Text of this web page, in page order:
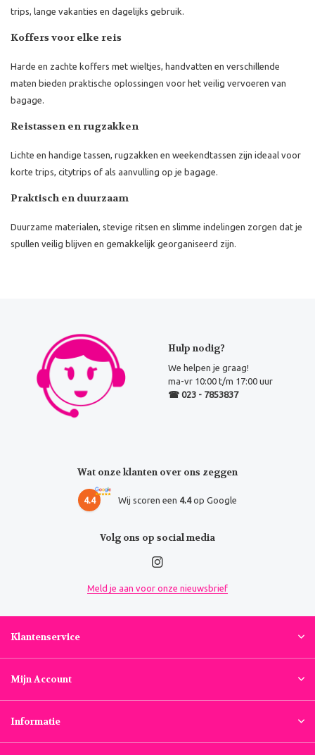
trips, lange vakanties en dagelijks gebruik.
Koffers voor elke reis
Harde en zachte koffers met wieltjes, handvatten en verschillende
maten bieden praktische oplossingen voor het veilig vervoeren van
bagage.
Reistassen en rugzakken
Lichte en handige tassen, rugzakken en weekendtassen zijn ideaal voor
korte trips, citytrips of als aanvulling op je bagage.
Praktisch en duurzaam
Duurzame materialen, stevige ritsen en slimme indelingen zorgen dat je
spullen veilig blijven en gemakkelijk georganiseerd zijn.
Hulp nodig?
We helpen je graag!
ma-vr 10:00 t/m 17:00 uur
☎ 023 - 7853837
Wat onze klanten over ons zeggen
4.4 Wij scoren een 4.4op Google
Volg ons op social media
Meld je aan voor onze nieuwsbrief
Klantenservice
Mijn Account
Informatie